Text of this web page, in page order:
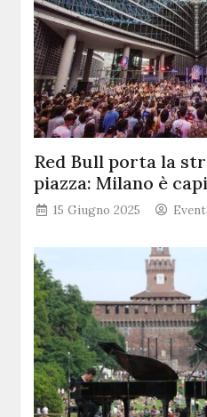
Red Bull porta la
piazza: Milano è
15 Giugno 2025